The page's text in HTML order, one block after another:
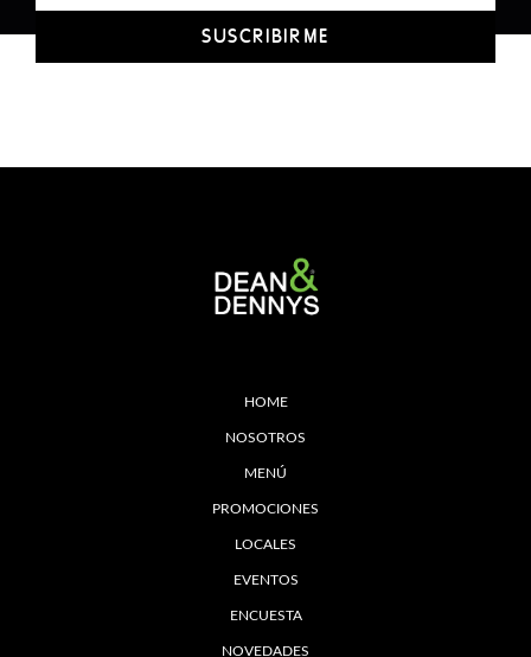
SUSCRIBIRME
HOME
NOSOTROS
MENÚ
PROMOCIONES
LOCALES
EVENTOS
ENCUESTA
NOVEDADES